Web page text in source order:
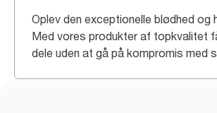
Oplev den exceptionelle blødhed og
Med vores produkter af topkvalitet
dele uden at gå på kompromis med